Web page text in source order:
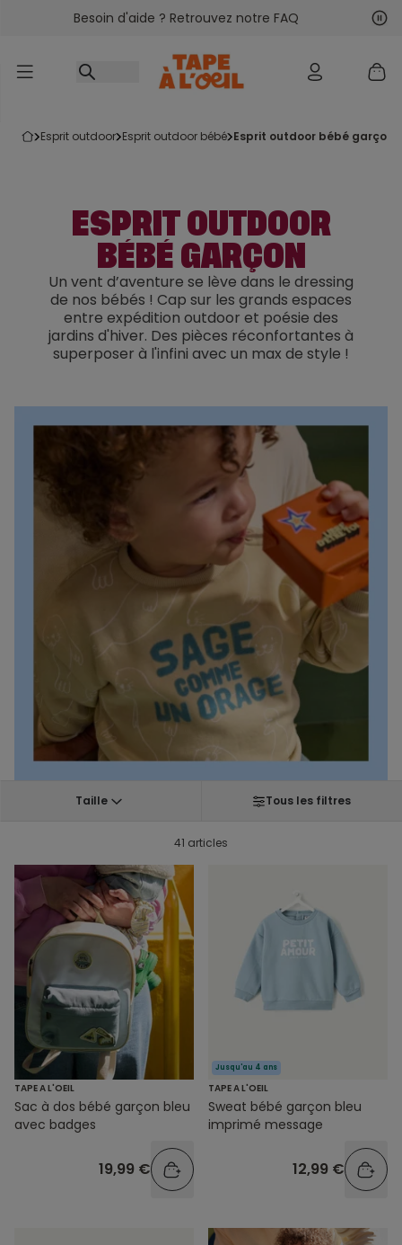
Accéder au contenu
Besoin d'aide ? Retrouvez notre FAQ
esprit outdoor esprit outdoor bébé esprit outdoor bébé garçon
ESPRIT OUTDOOR
BÉBÉ GARÇON
Un vent d’aventure se lève dans le dressing
de nos bébés ! Cap sur les grands espaces
entre expédition outdoor et poésie des
jardins d'hiver. Des pièces réconfortantes à
superposer à l'infini avec un max de style !
Taille Tous les filtres
41 articles
TAPE A L'OEIL
Sac à dos bébé garçon bleu
avec badges
19,99 €
Jusqu'au 4 ans
TAPE A L'OEIL
Sweat bébé garçon bleu
imprimé message
12,99 €